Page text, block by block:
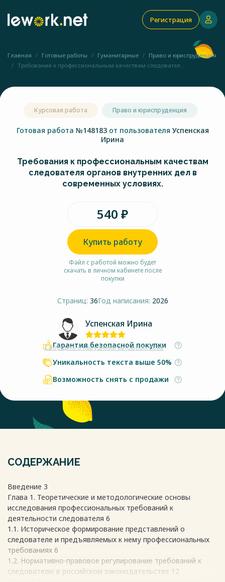
Регистрация
Главная Готовые работы Гуманитарные
Право и юриспруденция
Требования к профессиональным качествам следовател...
Курсовая работа Право и юриспруденция
Готовая работа №148183 от пользователя Успенская
Ирина
Требования к профессиональным качествам
следователя органов внутренних дел в
современных условиях.
540 ₽
Купить работу
Файл с работой можно будет
скачать в личном кабинете после
покупки
Страниц: 36Год написания: 2026
Успенская Ирина
Сообщить о нарушении авторских прав
Гарантия безопасной покупки
Уникальность текста выше 50%
Возможность снять с продажи
СОДЕРЖАНИЕ
Введение 3
Глава 1. Теоретические и методологические основы
исследования профессиональных требований к
деятельности следователя 6
1.1. Историческое формирование представлений о
следователе и предъявляемых к нему профессиональных
требованиях 6
1.2. Нормативно-правовое регулирование требований к
следователю в российском законодательстве 12